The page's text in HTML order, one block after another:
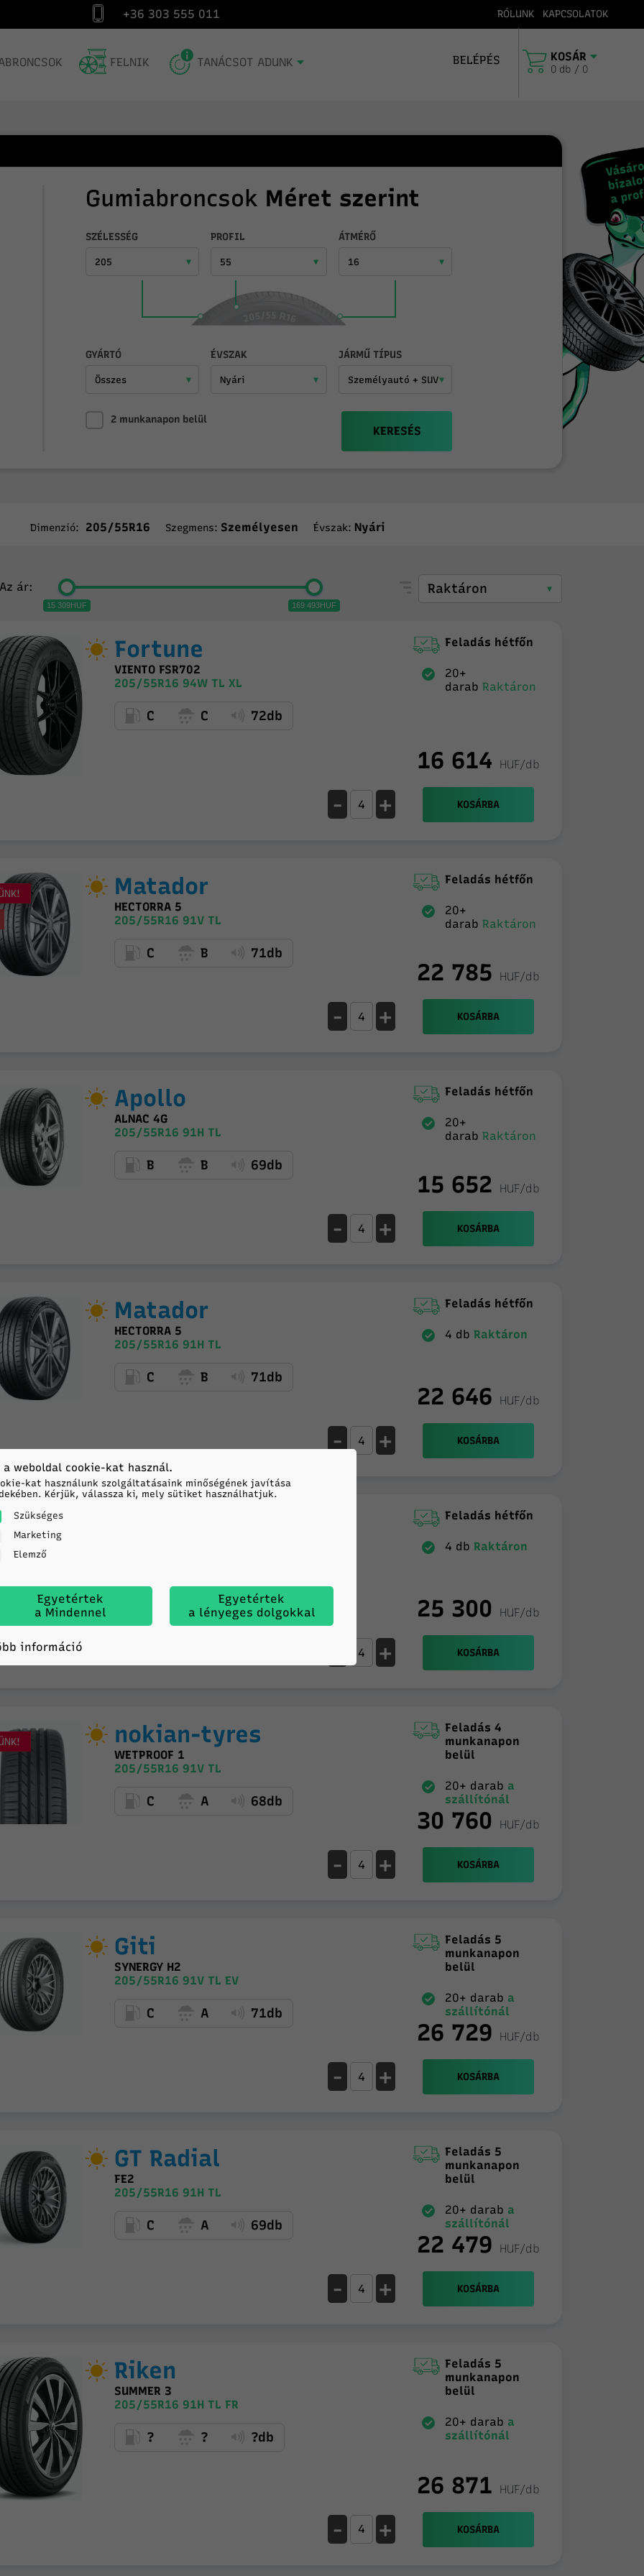
Gumiabroncs specialista 1991 óta Szállítás a megrendelés napján (14:00-ig) 4 millió
+36 303 555 011 RÓLUNK KAPCSOLATOK
FELNIK TANÁCSOT ADUNK BELÉPÉS KOSÁR
0 db / 0
Gumiabroncsok Méret szerint
SZÉLESSÉG PROFIL ÁTMÉRŐ
GYÁRTÓ ÉVSZAK JÁRMŰ TÍPUS
2 munkanapon belül
KERESÉS
Dimenzió: 205/55R16 Szegmens: Személyesen Évszak: Nyári
Az ár:
15 309HUF 169 493HUF
Fortune
VIENTO FSR702
205/55R16 94W TL XL
C C 72db
Feladás hétfőn
20+
darabRaktáron
16 614 HUF/db
- + KOSÁRBA
Matador
HECTORRA 5
205/55R16 91V TL
C B 71db
Feladás hétfőn
20+
darabRaktáron
22 785 HUF/db
- + KOSÁRBA
Apollo
ALNAC 4G
205/55R16 91H TL
B B 69db
Feladás hétfőn
20+
darabRaktáron
15 652 HUF/db
- + KOSÁRBA
Matador
HECTORRA 5
205/55R16 91H TL
C B 71db
Feladás hétfőn
4 dbRaktáron
22 646 HUF/db
- + KOSÁRBA
C B 72db
Feladás hétfőn
4 dbRaktáron
25 300 HUF/db
+ KOSÁRBA
nokian-tyres
WETPROOF 1
205/55R16 91V TL
C A 68db
Feladás 4
munkanapon
belül
20+ darab a
szállítónál
30 760 HUF/db
- + KOSÁRBA
Giti
SYNERGY H2
205/55R16 91V TL EV
C A 71db
Feladás 5
munkanapon
belül
20+ darab a
szállítónál
26 729 HUF/db
- + KOSÁRBA
GT Radial
FE2
205/55R16 91H TL
C A 69db
Feladás 5
munkanapon
belül
20+ darab a
szállítónál
22 479 HUF/db
- + KOSÁRBA
Riken
SUMMER 3
205/55R16 91H TL FR
? ? ?db
Feladás 5
munkanapon
belül
20+ darab a
szállítónál
26 871 HUF/db
- + KOSÁRBA
a weboldal cookie-kat használ.
kat használunk szolgáltatásaink minőségének javítása
Kérjük, válassza ki, mely sütiket használhatjuk.
Szükséges
Marketing
Elemző
Egyetértek
a Mindennel
Egyetértek
a lényeges dolgokkal
információ